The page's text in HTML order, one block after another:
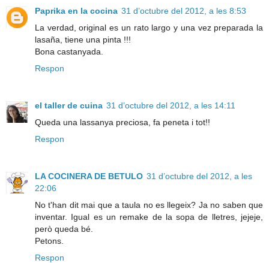
Paprika en la cocina 31 d’octubre del 2012, a les 8:53
La verdad, original es un rato largo y una vez preparada la
lasaña, tiene una pinta !!!
Bona castanyada.
Respon
el taller de cuina 31 d’octubre del 2012, a les 14:11
Queda una lassanya preciosa, fa peneta i tot!!
Respon
LA COCINERA DE BETULO 31 d’octubre del 2012, a les
22:06
No t'han dit mai que a taula no es llegeix? Ja no saben que
inventar. Igual es un remake de la sopa de lletres, jejeje,
però queda bé.
Petons.
Respon